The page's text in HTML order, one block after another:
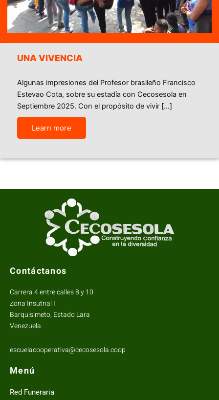
UNA VIVENCIA
Algunas impresiones del Profesor brasileño Francisco
Estevao Cota, sobre su estadía con Cecosesola en
Septiembre 2025. Con el propósito de vivir […]
Learn more
Contáctanos
Carrera 4 entre calles 8 y 10
Barquisimeto, Estado Lara